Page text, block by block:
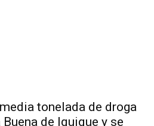
tonelada de droga
Buena de Iquique y se